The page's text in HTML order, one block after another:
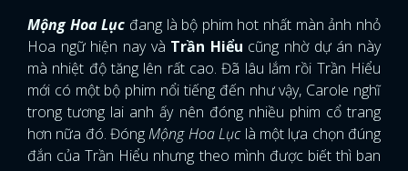
Mộng Hoa Lục đang là bộ phim hot nhất màn ảnh nhỏ
Hoa ngữ hiện nay và Trần Hiểu cũng nhờ dự án này
mà nhiệt độ tăng lên rất cao. Đã lâu lắm rồi Trần Hiểu
mới có một bộ phim nổi tiếng đến như vậy, Carole nghĩ
trong tương lai anh ấy nên đóng nhiều phim cổ trang
hơn nữa đó. ĐóngMộng Hoa Lụclà một lựa chọn đúng
đắn của Trần Hiểu nhưng theo mình được biết thì ban